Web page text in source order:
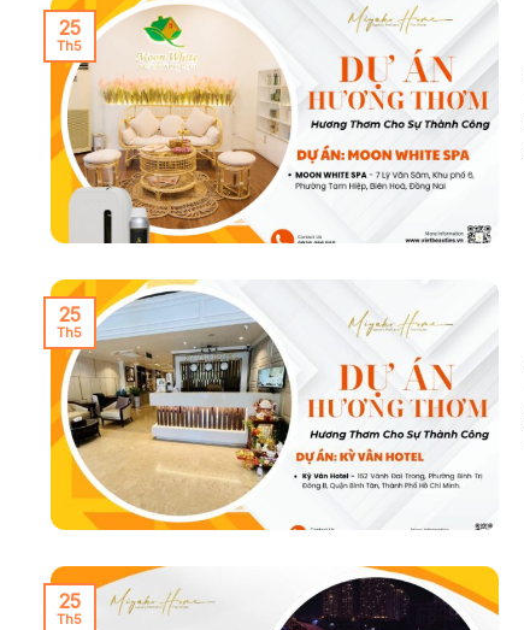
25
Th5
25
Th5
25
Th5